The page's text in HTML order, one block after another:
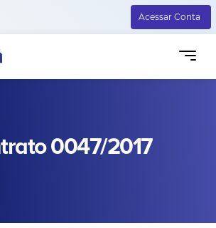
Acessar Conta
0047/2017